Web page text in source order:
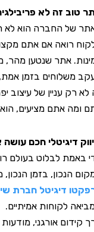
זה לא פריבילגיה,
של החברה הוא לא
רואה אם אתם
אתר שנטען מהר,
משלוחים בזמן אמת,
רק עניין של עיצוב
אתם מציעים, הוא
דיגיטלי חכם עושה
לבלוט בעולם
הנכון, בזמן הנכון,
דיגיטל חברת
לקוחות אמיתיים.
אורגני, מודעות